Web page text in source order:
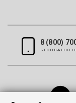
8 (800)
БЕСПЛАТНО